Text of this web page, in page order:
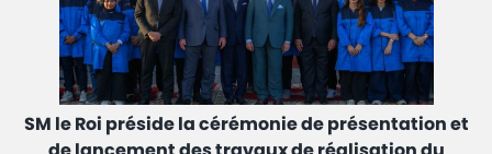
Le secteur industriel, moteur de l’économie